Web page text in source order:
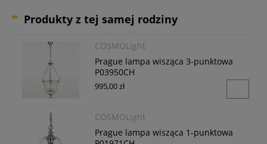
Produkty z tej samej rodziny
COSMOLight
Prague lampa wisząca 3-punktowa
P03950CH
995,00 zł
COSMOLight
Prague lampa wisząca 1-punktowa